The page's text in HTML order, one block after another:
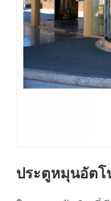
ประตูหมุนอัตโ